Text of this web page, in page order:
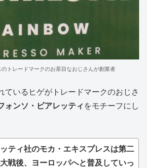
トレードマークのお茶目なおじさんが創業者
ているヒゲがトレードマークのおじさ
ォンソ・ビアレッティ をモチーフにし
ティ社のモカ・エキスプレスは第二
戦後、ヨーロッパへと普及していっ